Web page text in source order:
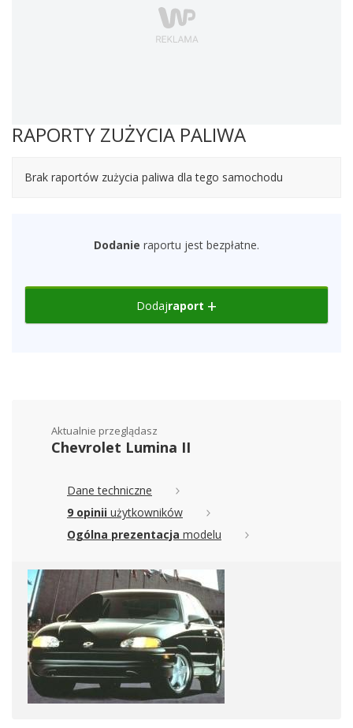
RAPORTY ZUŻYCIA PALIWA
Brak raportów zużycia paliwa dla tego samochodu
Dodanie raportu jest bezpłatne.
Dodajraport
Aktualnie przeglądasz
Chevrolet Lumina II
Dane techniczne
9 opinii użytkowników
Ogólna prezentacja modelu